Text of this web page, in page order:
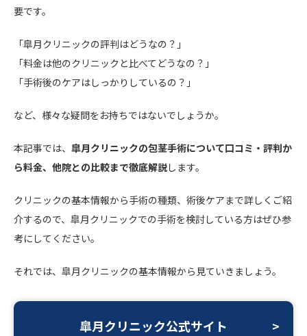
要です。
「皐月クリニックの評判はどうなの？」
「料金は他のクリニックと比べてどうなの？」
「手術後のケアはしっかりしているの？」
など、様々な疑問をお持ちではないでしょうか。
本記事では、 皐月クリニックの包茎手術について口コミ・評判か
ら料金、他院との比較まで徹底解説します。
クリニックの基本情報から手術の種類、術後ケアまで詳しくご紹
介するので、皐月クリニックでの手術を検討している方はぜひ参
考にしてください。
それでは、皐月クリニックの基本情報から見ていきましょう。
皐月クリニック公式サイト